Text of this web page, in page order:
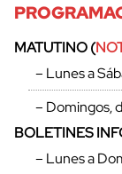
cerrar
MATUTINO (
– Lunes a
– Domingos,
BOLETINES
– Lunes a